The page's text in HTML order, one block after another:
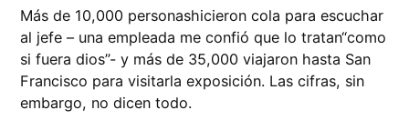
Más de 10,000 personashicieron cola para escuchar
al jefe – una empleada me confió que lo tratan“como
si fuera dios”- y más de 35,000 viajaron hasta San
Francisco para visitarla exposición. Las cifras, sin
embargo, no dicen todo.